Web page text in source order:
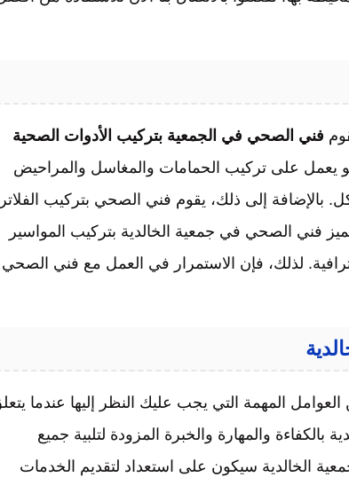
فني الصحي في الجمعية بتركيب الأدوات الصحية
يعمل على تركيب الحمامات والمغاسل والمراحيض
بالإضافة إلى ذلك، يقوم فني الصحي بتركيب الفلاتر
فني الصحي في جمعية الخالدية بتركيب المواسير
لذلك، فإن الاستمرار في العمل مع فني الصحي
المهمة التي يجب عليك النظر إليها عندما
والمهارة والخبرة المزودة لتلبية جميع
الخالدية سيكون على استعداد لتقديم الخدمات